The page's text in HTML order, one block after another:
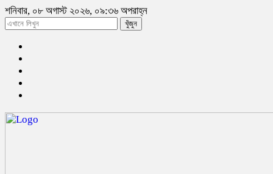
শনিবার, ০৮ অগাস্ট ২০২৬, ০৯:৩৬ অপরাহ্ন
খুঁজুন